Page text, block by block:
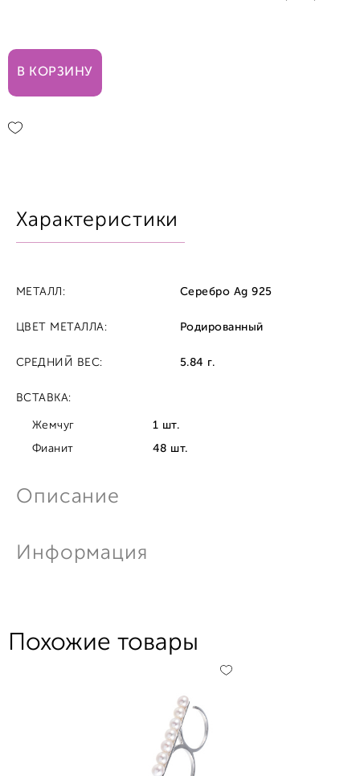
19,0
20,5
В КОРЗИНУ
Характеристики
Описание
Информация
МЕТАЛЛ: Серебро Ag 925
ЦВЕТ МЕТАЛЛА: Родированный
СРЕДНИЙ ВЕС: 5.84 г.
ВСТАВКА:
Жемчуг
1 шт.
Фианит
48 шт.
Похожие товары